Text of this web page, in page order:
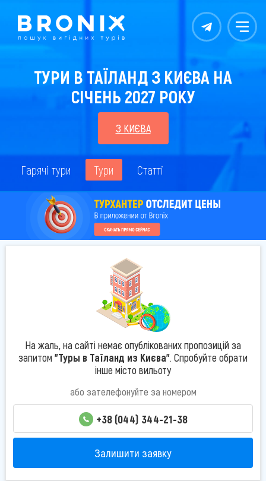
Контакты Меню
ТУРИ В ТАЇЛАНД З КИЄВА НА
СІЧЕНЬ 2027 РОКУ
З КИЄВА
Гарячі тури Тури Статті
На жаль, на сайті немає опублікованих пропозицій за
запитом "Туры в Таїланд из Києва". Спробуйте обрати
інше місто вильоту
або зателефонуйте за номером
+38 (044) 344-21-38
Залишити заявку